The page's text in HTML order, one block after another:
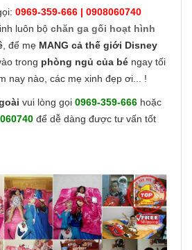
0969-359-666 | 0908060740
luôn bộ chăn ga gối hoạt hình
, để mẹ MANG cả thế giới Disney
trong phòng ngủ của bé ngay tối
nay nào, các mẹ xinh đẹp ơi... !
vui lòng gọi 0969-359-666 hoặc
để dễ dàng được tư vấn tốt